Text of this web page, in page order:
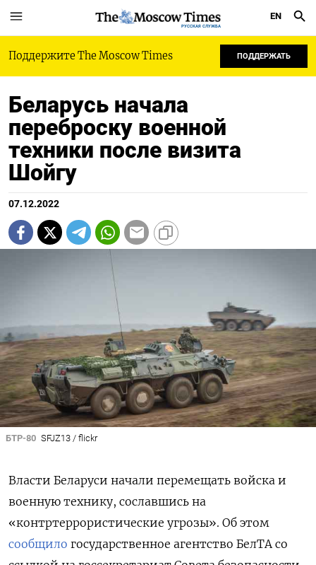
РУССКАЯ СЛУЖБА
EN
Поддержите The Moscow Times ПОДДЕРЖАТЬ
Беларусь начала
переброску военной
техники после визита
Шойгу
07.12.2022
БТР-80 SFJZ13 / flickr
Власти Беларуси начали перемещать войска и
военную технику, сославшись на
«контртеррористические угрозы». Об этом
сообщило государственное агентство БелТА со